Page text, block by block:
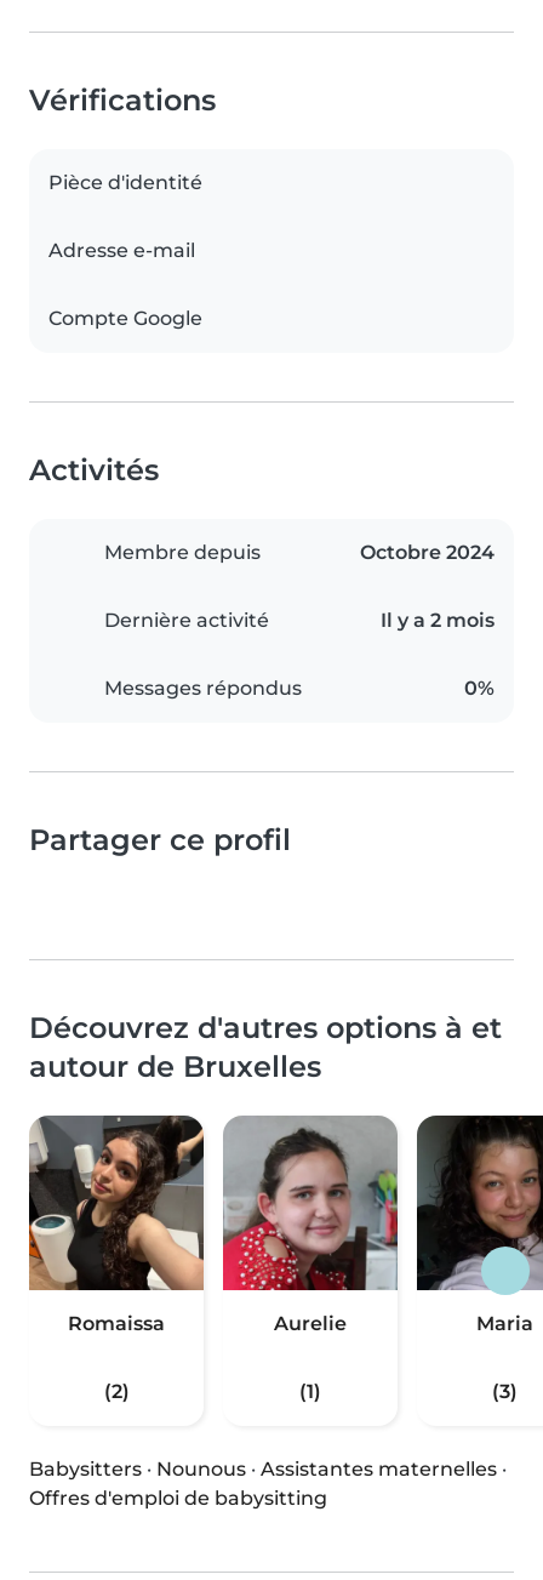
Vérifications
Pièce d'identité
Adresse e-mail
Compte Google
Activités
Membre depuis Octobre 2024
Dernière activité Il y a 2 mois
Messages répondus 0%
Partager ce profil
Découvrez d'autres options à et
autour de Bruxelles
Romaissa
(2)
Aurelie
(1)
Maria
(3)
Babysitters · Nounous · Assistantes maternelles ·
Offres d'emploi de babysitting